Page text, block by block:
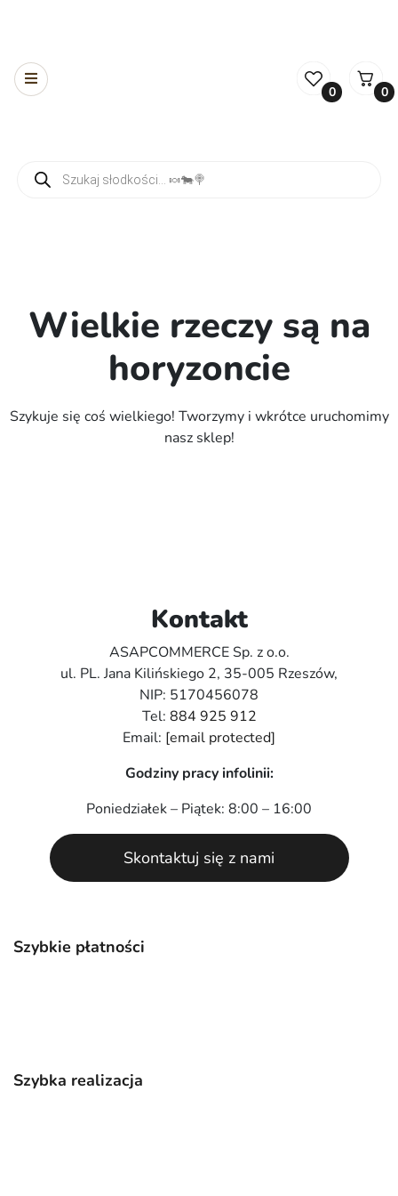
0 0
Wielkie rzeczy są na
horyzoncie
Szykuje się coś wielkiego! Tworzymy i wkrótce uruchomimy
nasz sklep!
Szybkie płatności
Szybka realizacja
Kontakt
ASAPCOMMERCE Sp. z o.o.
ul. PL. Jana Kilińskiego 2, 35-005 Rzeszów,
NIP: 5170456078
Tel: 884 925 912
Email: [email protected]
Godziny pracy infolinii:
Poniedziałek – Piątek: 8:00 – 16:00
Skontaktuj się z nami